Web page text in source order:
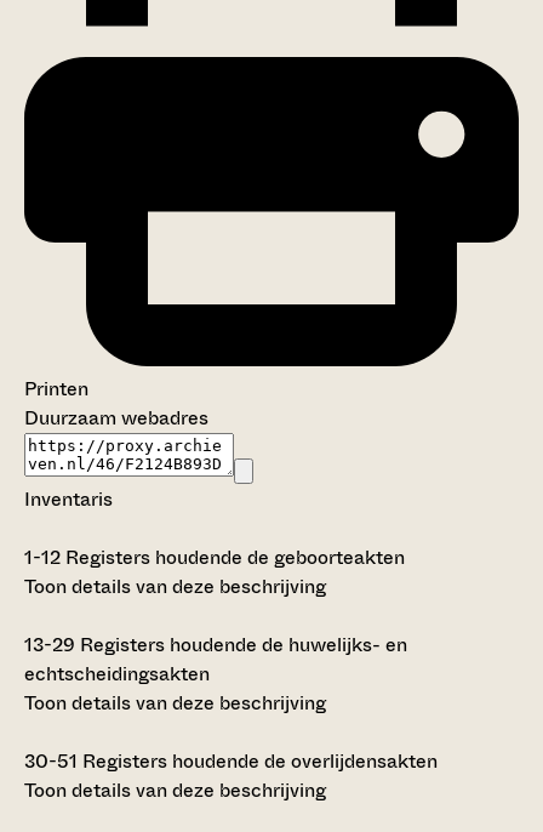
Printen
Duurzaam webadres
Inventaris
1-12 Registers houdende de geboorteakten
Toon details van deze beschrijving
13-29 Registers houdende de huwelijks- en
echtscheidingsakten
Toon details van deze beschrijving
30-51 Registers houdende de overlijdensakten
Toon details van deze beschrijving